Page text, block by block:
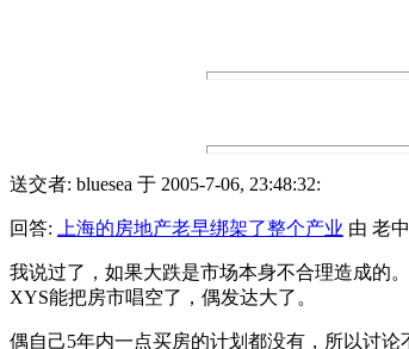
送交者: bluesea 于 2005-7-06, 23:48:32:
回答: 上海的房地产老早绑架了整个产业 由 老
我说过了，如果大跌是市场本身不合理造成的
XYS能把房市唱空了，偶发达大了。
偶自己5年内一点买房的计划都没有，所以讨论